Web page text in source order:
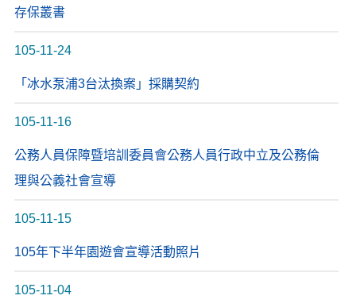
存保叢書
105-11-24
「冰水泵浦3台汰換案」採購契約
105-11-16
公務人員保障暨培訓委員會公務人員行政中立及公務倫
理與公義社會宣導
105-11-15
105年下半年園遊會宣導活動照片
105-11-04